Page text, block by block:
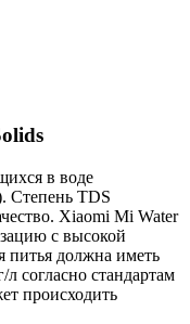
в воде
Степень ТDS
Xiaomi Mi Water
с высокой
питья должна иметь
согласно стандартам
происходить